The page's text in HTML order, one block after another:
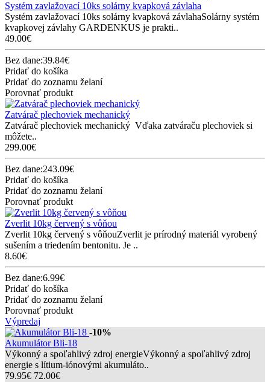
Systém zavlažovací 10ks solárny kvapková závlaha
Systém zavlažovací 10ks solárny kvapková závlahaSolárny systém
kvapkovej závlahy GARDENKUS je prakti..
49.00€
Bez dane:39.84€
Pridať do košíka
Pridať do zoznamu želaní
Porovnať produkt
Zatvárač plechoviek mechanický
Zatvárač plechoviek mechanický Vďaka zatváraču plechoviek si
môžete..
299.00€
Bez dane:243.09€
Pridať do košíka
Pridať do zoznamu želaní
Porovnať produkt
Zverlit 10kg červený s vôňou
Zverlit 10kg červený s vôňouZverlit je prírodný materiál vyrobený
sušením a triedením bentonitu. Je ..
8.60€
Bez dane:6.99€
Pridať do košíka
Pridať do zoznamu želaní
Porovnať produkt
Výpredaj
-10%
Akumulátor Bli-18
Výkonný a spoľahlivý zdroj energieVýkonný a spoľahlivý zdroj
energie s lítium-iónovými akumuláto..
79.95€ 72.00€